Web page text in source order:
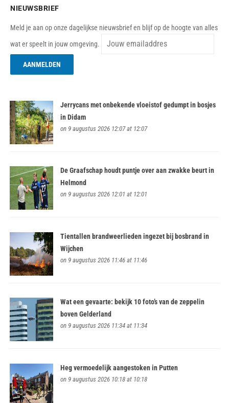
NIEUWSBRIEF
Meld je aan op onze dagelijkse nieuwsbrief en blijf op de hoogte van alles
wat er speelt in jouw omgeving.
Jerrycans met onbekende vloeistof gedumpt in bosjes
in Didam
on 9 augustus 2026 12:07 at 12:07
De Graafschap houdt puntje over aan zwakke beurt in
Helmond
on 9 augustus 2026 12:01 at 12:01
Tientallen brandweerlieden ingezet bij bosbrand in
Wijchen
on 9 augustus 2026 11:46 at 11:46
Wat een gevaarte: bekijk 10 foto’s van de zeppelin
boven Gelderland
on 9 augustus 2026 11:34 at 11:34
Heg vermoedelijk aangestoken in Putten
on 9 augustus 2026 10:18 at 10:18